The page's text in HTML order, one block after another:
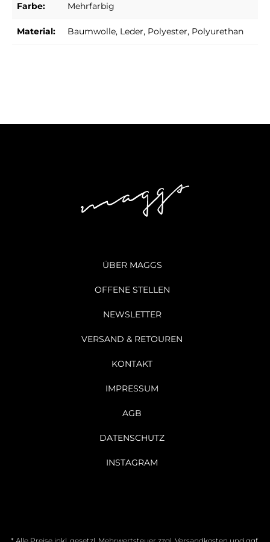
Farbe: Mehrfarbig
Material: Baumwolle, Leder, Polyester, Polyurethan
ÜBER MAGGS
OFFENE STELLEN
NEWSLETTER
VERSAND & RETOUREN
KONTAKT
IMPRESSUM
AGB
DATENSCHUTZ
INSTAGRAM